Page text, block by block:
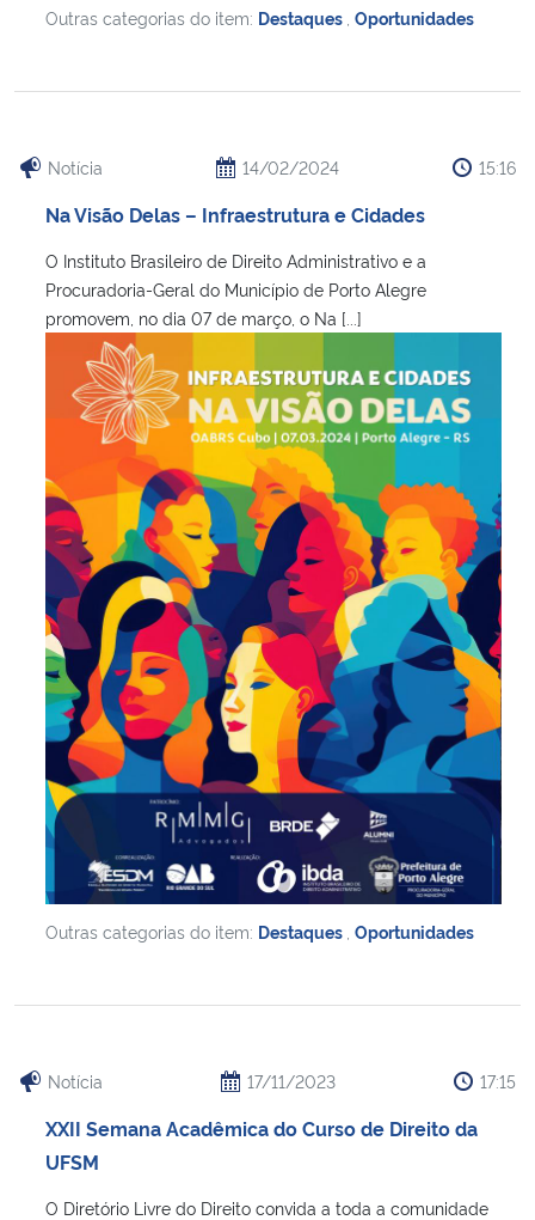
Outras categorias do item: Destaques Oportunidades
Notícia 14/02/2024 15:16
Na Visão Delas – Infraestrutura e Cidades
O Instituto Brasileiro de Direito Administrativo e a
Procuradoria-Geral do Município de Porto Alegre
promovem, no dia 07 de março, o Na [...]
Outras categorias do item: Destaques Oportunidades
Notícia 17/11/2023 17:15
XXII Semana Acadêmica do Curso de Direito da
UFSM
O Diretório Livre do Direito convida a toda a comunidade